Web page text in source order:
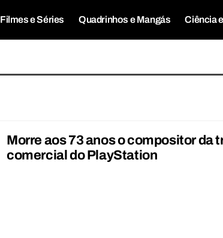
Filmes e Séries Quadrinhos e Mangás Ciência
Morre aos 73 anos o compositor da
comercial do PlayStation